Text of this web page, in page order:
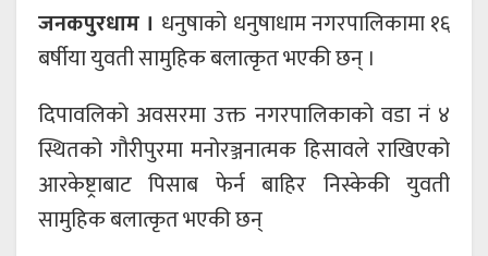
जनकपुरधाम । धनुषाको धनुषाधाम नगरपालिकामा १६
बर्षीया युवती सामुहिक बलात्कृत भएकी छन् ।
दिपावलिको अवसरमा उक्त नगरपालिकाको वडा नं ४
स्थितको गौरीपुरमा मनोरञ्जनात्मक हिसावले राखिएको
आरकेष्ट्राबाट पिसाब फेर्न बाहिर निस्केकी युवती
सामुहिक बलात्कृत भएकी छन्